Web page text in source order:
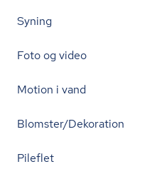
Syning
Foto og video
Motion i vand
Blomster/Dekoration
Pileflet